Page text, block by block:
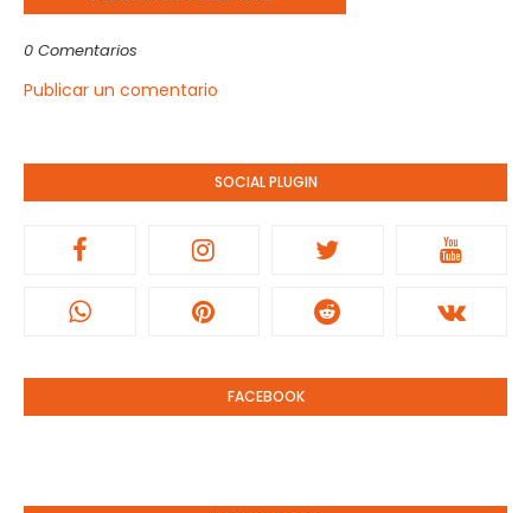
0 Comentarios
Publicar un comentario
SOCIAL PLUGIN
FACEBOOK